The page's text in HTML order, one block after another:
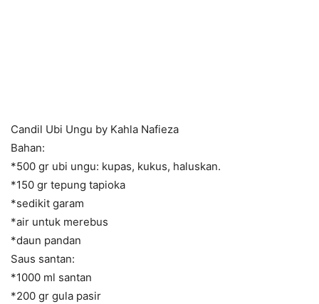
Candil Ubi Ungu by Kahla Nafieza
Bahan:
*500 gr ubi ungu: kupas, kukus, haluskan.
*150 gr tepung tapioka
*sedikit garam
*air untuk merebus
*daun pandan
Saus santan:
*1000 ml santan
*200 gr gula pasir